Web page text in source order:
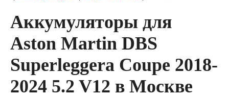
Аккумуляторы для
автомобилей
Аккумуляторы для
Aston Martin DBS
Superleggera Coupe 2018-
2024 5.2 V12 в Москве